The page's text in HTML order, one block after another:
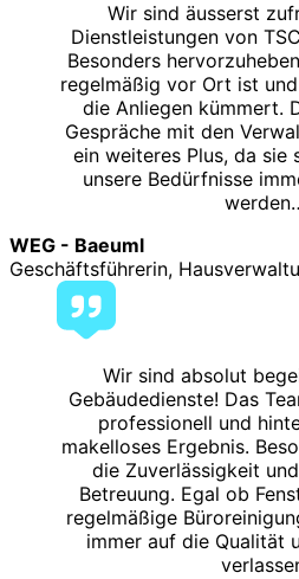
Wir sind äusserst
Dienstleistungen von
Besonders
regelmäßig vor Ort ist
die Anliegen kümmert.
Gespräche mit den
ein weiteres Plus, da sie
unsere Bedürfnisse
WEG - Baeuml
Geschäftsführerin,
Wir sind absolut
Gebäudedienste! Das
professionell und
makelloses Ergebnis.
die Zuverlässigkeit
Betreuung. Egal ob
regelmäßige
immer auf die Qualität